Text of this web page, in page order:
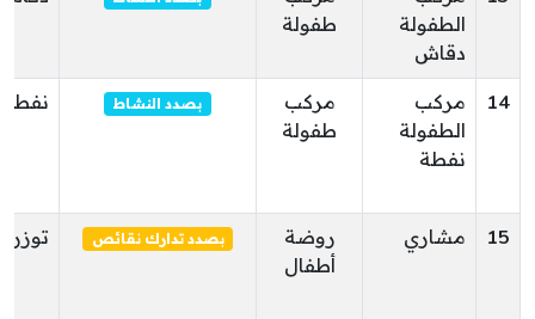
الطفولة
دقاش
طفولة
14
مركب
الطفولة
نفطة
مركب
طفولة
بصدد النشاط نفطة
15 مشاري
روضة
أطفال
بصدد تدارك نقائص توزر